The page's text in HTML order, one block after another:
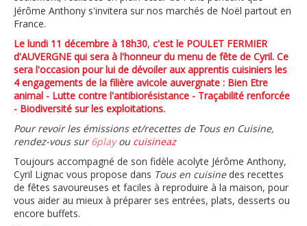
Jérôme Anthony s'invitera sur nos marchés de Noël partout en
France.
Le lundi 11 décembre à 18h30, c'est le POULET FERMIER
d'AUVERGNE qui sera à l'honneur du menu de fête de Cyril. Ce
sera l'occasion pour lui de dévoiler aux apprentis cuisiniers les
4 engagements de la filière avicole auvergnate : Bien Etre
animal - Lutte contre l'antibiorésistance - Traçabilité renforcée
- Biodiversité sur les exploitations.
Pour revoir les émissions et/recettes de Tous en Cuisine,
rendez-vous sur6playou cuisineaz
Toujours accompagné de son fidèle acolyte Jérôme Anthony,
Cyril Lignac vous propose dans Tous en cuisinedes recettes
de fêtes savoureuses et faciles à reproduire à la maison, pour
vous aider au mieux à préparer ses entrées, plats, desserts ou
encore buffets.